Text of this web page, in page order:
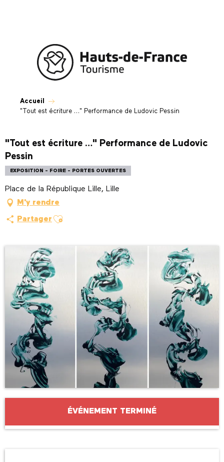
Accueil
"Tout est écriture …" Performance de Ludovic Pessin
"Tout est écriture …" Performance de Ludovic
Pessin
EXPOSITION - FOIRE - PORTES OUVERTES
Place de la République Lille, Lille
M'y rendre
Partager Ajouter aux favoris
Ouverture et coordonnées
ÉVÉNEMENT TERMINÉ